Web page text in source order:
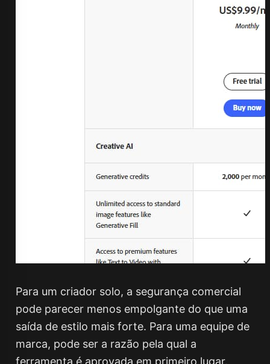
Para um criador solo, a segurança comercial
pode parecer menos empolgante do que uma
saída de estilo mais forte. Para uma equipe de
marca, pode ser a razão pela qual a
ferramenta é aprovada em primeiro lugar.